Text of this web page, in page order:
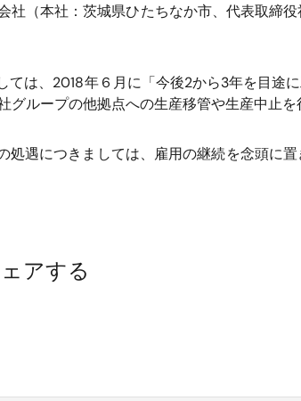
社（本社：茨城県ひたちなか市、代表取締
ては、2018年６月に「今後2から3年を目途
グループの他拠点への生産移管や生産中止を
処遇につきましては、雇用の継続を念頭に
アする